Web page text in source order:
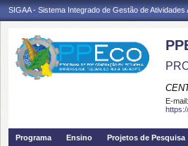
SIGAA - Sistema Integrado de Gestão de Atividades
E-mail:
Programa Ensino Projetos de Pesquisa